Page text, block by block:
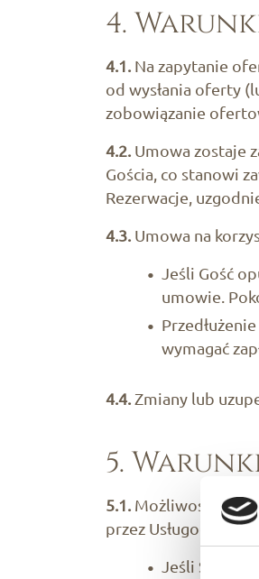
4.
4.1. Na zapytanie
od wysłania oferty
zobowiązanie
4.2. Umowa zostaje
Gościa, co stanowi
Rezerwacje,
4.3. Umowa na
Jeśli Gość
umowie.
wymagać
4.4. Zmiany lub
5.
5.1. Możliwość
przez Usługodawcę.
Jeśli Strona